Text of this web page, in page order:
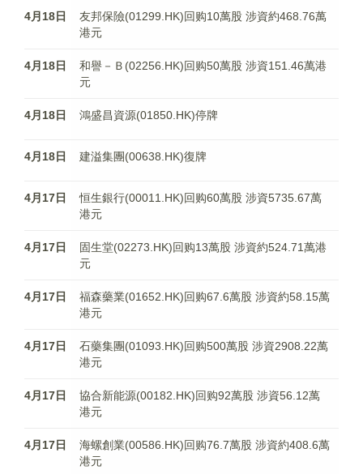
4月18日
友邦保險(01299.HK)回购10萬股 涉資約468.76萬
港元
4月18日
和譽－Ｂ(02256.HK)回购50萬股 涉資151.46萬港
元
4月18日 鴻盛昌資源(01850.HK)停牌
4月18日 建溢集團(00638.HK)復牌
4月17日
恒生銀行(00011.HK)回购60萬股 涉資5735.67萬
港元
4月17日
固生堂(02273.HK)回购13萬股 涉資約524.71萬港
元
4月17日
福森藥業(01652.HK)回购67.6萬股 涉資約58.15萬
港元
4月17日
石藥集團(01093.HK)回购500萬股 涉資2908.22萬
港元
4月17日
協合新能源(00182.HK)回购92萬股 涉資56.12萬
港元
4月17日
海螺創業(00586.HK)回购76.7萬股 涉資約408.6萬
港元